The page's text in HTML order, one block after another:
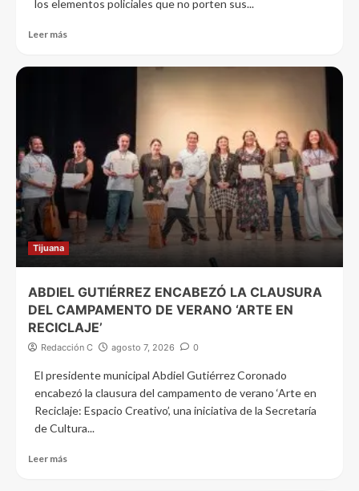
los elementos policiales que no porten sus...
Leer más
Tijuana
ABDIEL GUTIÉRREZ ENCABEZÓ LA CLAUSURA
DEL CAMPAMENTO DE VERANO ‘ARTE EN
RECICLAJE’
Redacción C agosto 7, 2026 0
El presidente municipal Abdiel Gutiérrez Coronado
encabezó la clausura del campamento de verano ‘Arte en
Reciclaje: Espacio Creativo’, una iniciativa de la Secretaría
de Cultura...
Leer más